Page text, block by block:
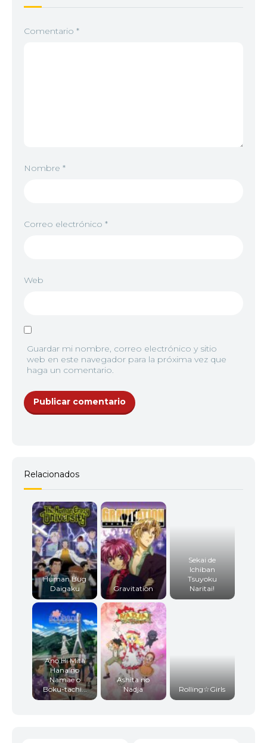
Comentario *
Nombre *
Correo electrónico *
Web
Guardar mi nombre, correo electrónico y sitio
web en este navegador para la próxima vez que
haga un comentario.
Relacionados
Human Bug
Daigaku
Gravitation
Sekai de
Ichiban
Tsuyoku
Naritai!
Ano Hi Mita
Hana no
Namae o
Boku-tachi...
Ashita no
Nadja
Rolling☆Girls